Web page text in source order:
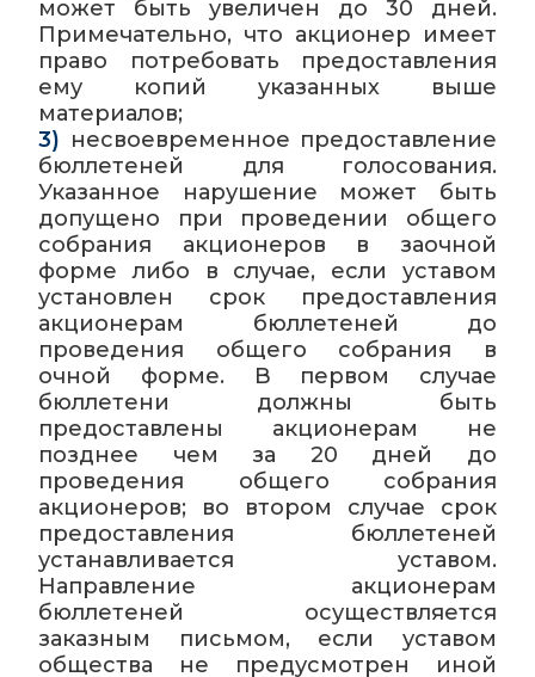
может быть увеличен до 30 дней.
Примечательно, что акционер имеет
право потребовать предоставления
ему копий указанных выше
материалов;
3) несвоевременное предоставление
бюллетеней для голосования.
Указанное нарушение может быть
допущено при проведении общего
собрания акционеров в заочной
форме либо в случае, если уставом
установлен срок предоставления
акционерам бюллетеней до
проведения общего собрания в
очной форме. В первом случае
бюллетени должны быть
предоставлены акционерам не
позднее чем за 20 дней до
проведения общего собрания
акционеров; во втором случае срок
предоставления бюллетеней
устанавливается уставом.
Направление акционерам
бюллетеней осуществляется
заказным письмом, если уставом
общества не предусмотрен иной